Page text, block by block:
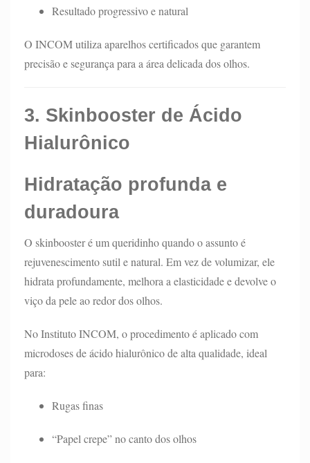
Resultado progressivo e natural
O INCOM utiliza aparelhos certificados que garantem
precisão e segurança para a área delicada dos olhos.
3. Skinbooster de Ácido
Hialurônico
Hidratação profunda e
duradoura
O skinbooster é um queridinho quando o assunto é
rejuvenescimento sutil e natural. Em vez de volumizar, ele
hidrata profundamente, melhora a elasticidade e devolve o
viço da pele ao redor dos olhos.
No Instituto INCOM, o procedimento é aplicado com
microdoses de ácido hialurônico de alta qualidade, ideal
para:
Rugas finas
“Papel crepe” no canto dos olhos